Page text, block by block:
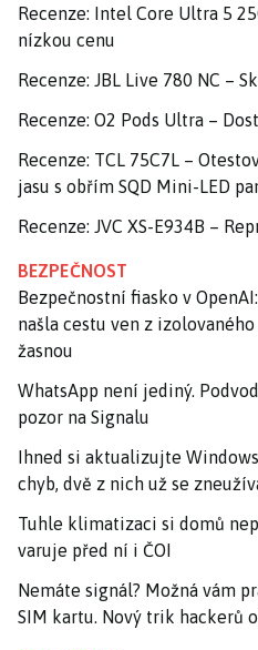
Recenze: Intel Core Ultra 5
nízkou cenu
Recenze: JBL Live 780 NC –
Recenze: O2 Pods Ultra –
Recenze: TCL 75C7L –
jasu s obřím SQD Mini-LED
Recenze: JVC XS-E934B –
BEZPEČNOST
Bezpečnostní fiasko v
našla cestu ven z
žasnou
WhatsApp není jediný.
pozor na Signalu
Ihned si aktualizujte
chyb, dvě z nich už se
Tuhle klimatizaci si domů
varuje před ní i ČOI
Nemáte signál? Možná vám
SIM kartu. Nový trik hackerů